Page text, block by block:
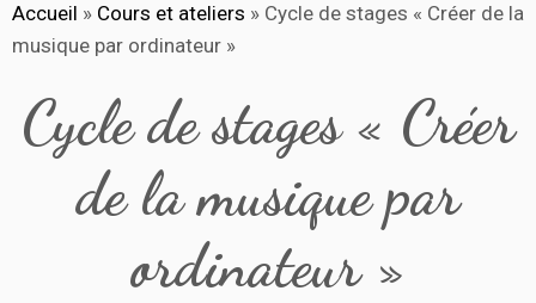
au
contenu
Accueil » Cours et ateliers » Cycle de stages « Créer de la
musique par ordinateur »
Cycle de stages « Créer
de la musique par
ordinateur »